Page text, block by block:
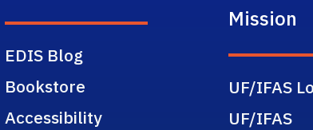
EDIS Blog
Bookstore
Accessibility
Mission
UF/IFAS
UF/IFAS